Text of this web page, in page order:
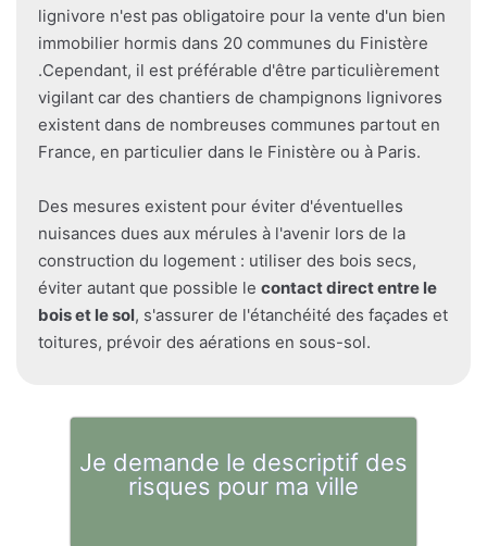
lignivore n'est pas obligatoire pour la vente d'un bien
immobilier hormis dans 20 communes du Finistère
.Cependant, il est préférable d'être particulièrement
vigilant car des chantiers de champignons lignivores
existent dans de nombreuses communes partout en
France, en particulier dans le Finistère ou à Paris.
Des mesures existent pour éviter d'éventuelles
nuisances dues aux mérules à l'avenir lors de la
construction du logement : utiliser des bois secs,
éviter autant que possible le contact direct entre le
bois et le sol, s'assurer de l'étanchéité des façades et
toitures, prévoir des aérations en sous-sol.
Je demande le descriptif des
risques pour ma ville